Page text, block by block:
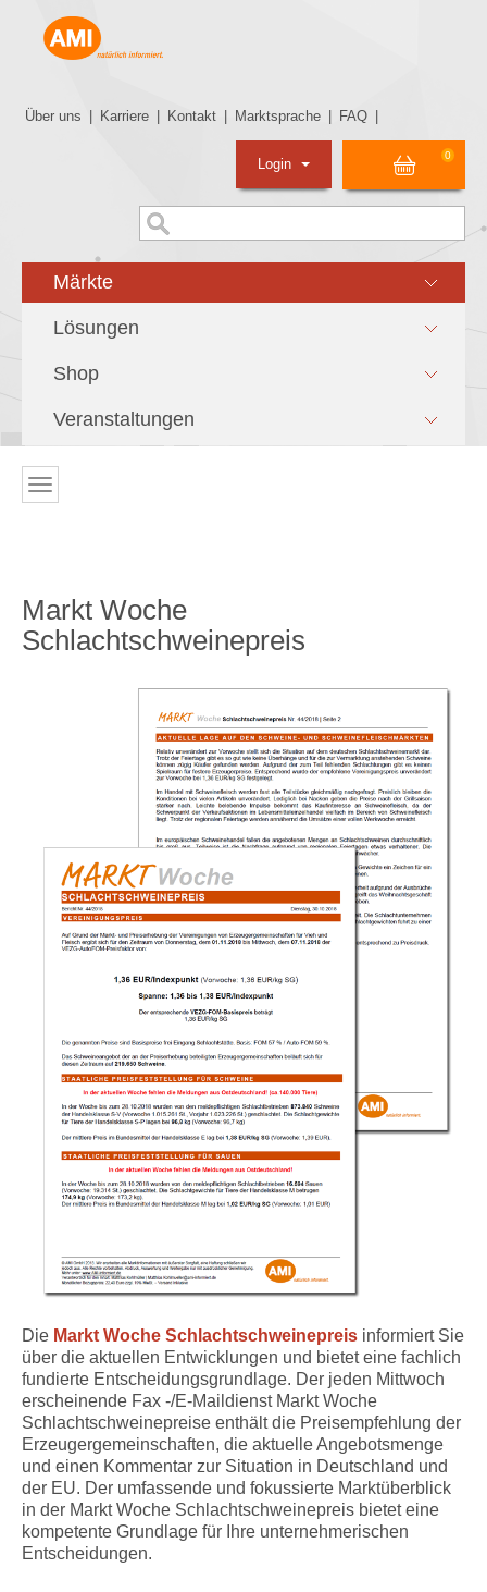
Über uns Karriere Kontakt Marktsprache FAQ
0
Login
Märkte
Lösungen
Shop
Veranstaltungen
Markt Woche
Schlachtschweinepreis
Die Markt Woche Schlachtschweinepreis informiert Sie
über die aktuellen Entwicklungen und bietet eine fachlich
fundierte Entscheidungsgrundlage. Der jeden Mittwoch
erscheinende Fax -/E-Maildienst Markt Woche
Schlachtschweinepreise enthält die Preisempfehlung der
Erzeugergemeinschaften, die aktuelle Angebotsmenge
und einen Kommentar zur Situation in Deutschland und
der EU. Der umfassende und fokussierte Marktüberblick
in der Markt Woche Schlachtschweinepreis bietet eine
kompetente Grundlage für Ihre unternehmerischen
Entscheidungen.